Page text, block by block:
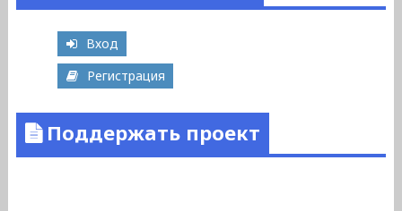
Вход
Регистрация
Поддержать проект